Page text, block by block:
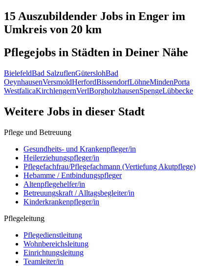
15 Auszubildender Jobs in Enger im
Umkreis von 20 km
Pflegejobs in Städten in Deiner Nähe
BielefeldBad SalzuflenGüterslohBad
OeynhausenVersmoldHerfordBissendorfLöhneMindenPorta
WestfalicaKirchlengernVerlBorgholzhausenSpengeLübbecke
Weitere Jobs in dieser Stadt
Pflege und Betreuung
Gesundheits- und Krankenpfleger/in
Heilerziehungspfleger/in
Pflegefachfrau/Pflegefachmann (Vertiefung Akutpflege)
Hebamme / Entbindungspfleger
Altenpflegehelfer/in
Betreuungskraft / Alltagsbegleiter/in
Kinderkrankenpfleger/in
Pflegeleitung
Pflegedienstleitung
Wohnbereichsleitung
Einrichtungsleitung
Teamleiter/in